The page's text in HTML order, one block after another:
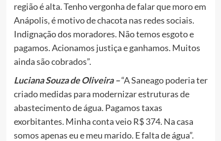
região é alta. Tenho vergonha de falar que moro em
Anápolis, é motivo de chacota nas redes sociais.
Indignação dos moradores. Não temos esgoto e
pagamos. Acionamos justiça e ganhamos. Muitos
ainda são cobrados”.
Luciana Souza de Oliveira –“A Saneago poderia ter
criado medidas para modernizar estruturas de
abastecimento de água. Pagamos taxas
exorbitantes. Minha conta veio R$ 374. Na casa
somos apenas eu e meu marido. E falta de água”.